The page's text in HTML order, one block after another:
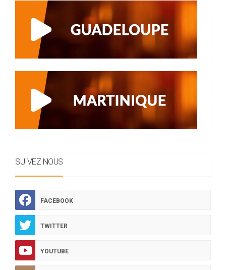
SUIVEZ NOUS
FACEBOOK
TWITTER
YOUTUBE